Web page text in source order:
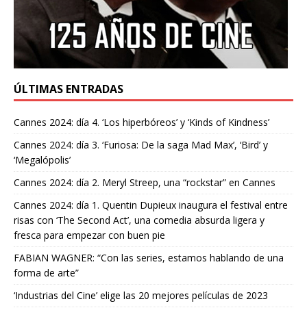
ÚLTIMAS ENTRADAS
Cannes 2024: día 4. ‘Los hiperbóreos’ y ‘Kinds of Kindness’
Cannes 2024: día 3. ‘Furiosa: De la saga Mad Max’, ‘Bird’ y
‘Megalópolis’
Cannes 2024: día 2. Meryl Streep, una “rockstar” en Cannes
Cannes 2024: día 1. Quentin Dupieux inaugura el festival entre
risas con ‘The Second Act’, una comedia absurda ligera y
fresca para empezar con buen pie
FABIAN WAGNER: “Con las series, estamos hablando de una
forma de arte”
‘Industrias del Cine’ elige las 20 mejores películas de 2023